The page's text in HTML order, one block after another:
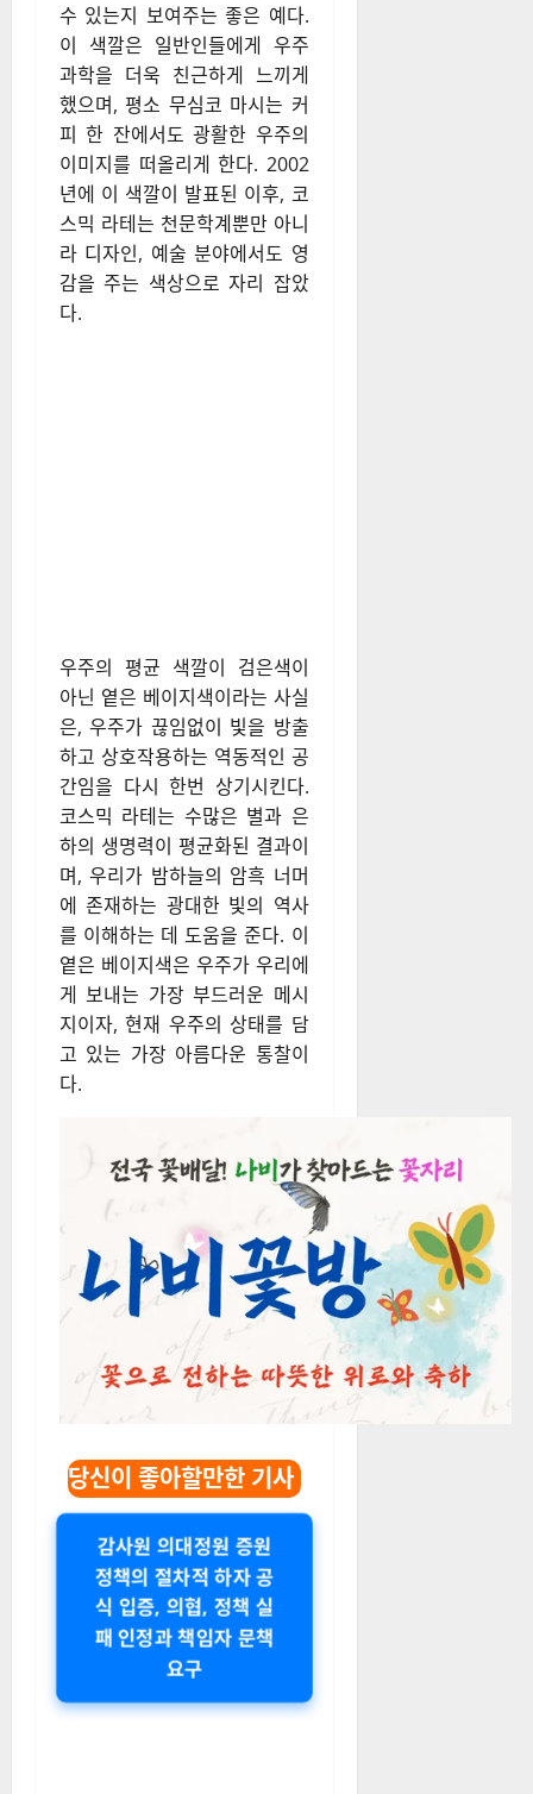
수 있는지 보여주는 좋은 예다.
이 색깔은 일반인들에게 우주
과학을 더욱 친근하게 느끼게
했으며, 평소 무심코 마시는 커
피 한 잔에서도 광활한 우주의
이미지를 떠올리게 한다. 2002
년에 이 색깔이 발표된 이후, 코
스믹 라테는 천문학계뿐만 아니
라 디자인, 예술 분야에서도 영
감을 주는 색상으로 자리 잡았
다.
우주의 평균 색깔이 검은색이
아닌 옅은 베이지색이라는 사실
은, 우주가 끊임없이 빛을 방출
하고 상호작용하는 역동적인 공
간임을 다시 한번 상기시킨다.
코스믹 라테는 수많은 별과 은
하의 생명력이 평균화된 결과이
며, 우리가 밤하늘의 암흑 너머
에 존재하는 광대한 빛의 역사
를 이해하는 데 도움을 준다. 이
옅은 베이지색은 우주가 우리에
게 보내는 가장 부드러운 메시
지이자, 현재 우주의 상태를 담
고 있는 가장 아름다운 통찰이
다.
당신이 좋아할만한 기사
감사원 의대정원 증원
정책의 절차적 하자 공
식 입증, 의협, 정책 실
패 인정과 책임자 문책
요구